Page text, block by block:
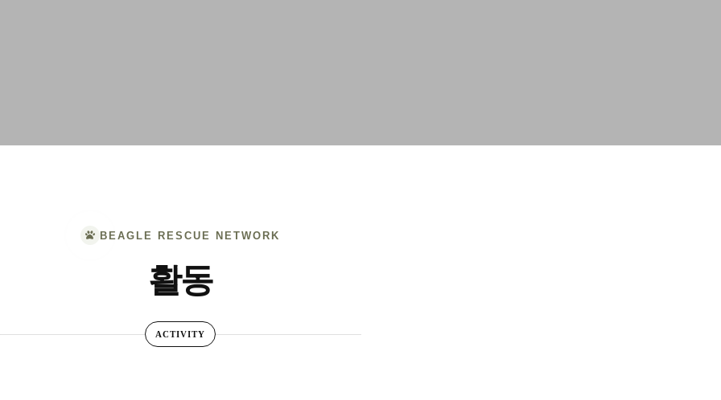
BEAGLE RESCUE NETWORK
활동
ACTIVITY